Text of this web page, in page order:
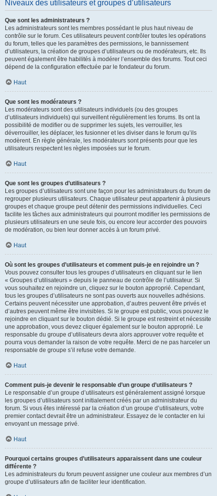
Niveaux des utilisateurs et groupes d’utilisateurs
Que sont les administrateurs ?
Les administrateurs sont les membres possédant le plus haut niveau de
contrôle sur le forum. Ces utilisateurs peuvent contrôler toutes les opérations
du forum, telles que les paramètres des permissions, le bannissement
d’utilisateurs, la création de groupes d’utilisateurs ou de modérateurs, etc. Ils
peuvent également être habilités à modérer l’ensemble des forums. Tout ceci
dépend de la configuration effectuée par le fondateur du forum.
Haut
Que sont les modérateurs ?
Les modérateurs sont des utilisateurs individuels (ou des groupes
d’utilisateurs individuels) qui surveillent régulièrement les forums. Ils ont la
possibilité de modifier ou de supprimer les sujets, les verrouiller, les
déverrouiller, les déplacer, les fusionner et les diviser dans le forum qu’ils
modèrent. En règle générale, les modérateurs sont présents pour que les
utilisateurs respectent les règles imposées sur le forum.
Haut
Que sont les groupes d’utilisateurs ?
Les groupes d’utilisateurs sont une façon pour les administrateurs du forum de
regrouper plusieurs utilisateurs. Chaque utilisateur peut appartenir à plusieurs
groupes et chaque groupe peut détenir des permissions individuelles. Ceci
facilite les tâches aux administrateurs qui pourront modifier les permissions de
plusieurs utilisateurs en une seule fois, ou encore leur accorder des pouvoirs
de modération, ou bien leur donner accès à un forum privé.
Haut
Où sont les groupes d’utilisateurs et comment puis-je en rejoindre un ?
Vous pouvez consulter tous les groupes d’utilisateurs en cliquant sur le lien
« Groupes d’utilisateurs » depuis le panneau de contrôle de l’utilisateur. Si
vous souhaitez en rejoindre un, cliquez sur le bouton approprié. Cependant,
tous les groupes d’utilisateurs ne sont pas ouverts aux nouvelles adhésions.
Certains peuvent nécessiter une approbation, d’autres peuvent être privés et
d’autres peuvent même être invisibles. Si le groupe est public, vous pouvez le
rejoindre en cliquant sur le bouton dédié. Si le groupe est restreint et nécessite
une approbation, vous devez cliquer également sur le bouton approprié. Le
responsable du groupe d’utilisateurs devra alors approuver votre requête et
pourra vous demander la raison de votre requête. Merci de ne pas harceler un
responsable de groupe s’il refuse votre demande.
Haut
Comment puis-je devenir le responsable d’un groupe d’utilisateurs ?
Le responsable d’un groupe d’utilisateurs est généralement assigné lorsque
les groupes d’utilisateurs sont initialement créés par un administrateur du
forum. Si vous êtes intéressé par la création d’un groupe d’utilisateurs, votre
premier contact devrait être un administrateur. Essayez de le contacter en lui
envoyant un message privé.
Haut
Pourquoi certains groupes d’utilisateurs apparaissent dans une couleur
différente ?
Les administrateurs du forum peuvent assigner une couleur aux membres d’un
groupe d’utilisateurs afin de faciliter leur identification.